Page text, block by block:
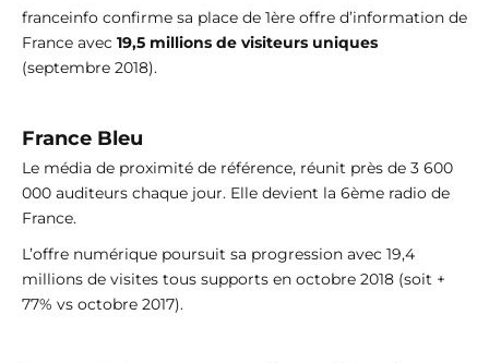
franceinfo confirme sa place de 1ère offre d’information de
France avec 19,5 millions de visiteurs uniques
(septembre 2018).
France Bleu
Le média de proximité de référence, réunit près de 3 600
000 auditeurs chaque jour. Elle devient la 6ème radio de
France.
L’offre numérique poursuit sa progression avec 19,4
millions de visites tous supports en octobre 2018 (soit +
77% vs octobre 2017).